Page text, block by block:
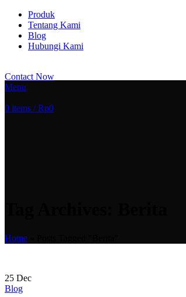
Produk
Tentang Kami
Blog
Hubungi Kami
Contact Now
Menu
0 items / Rp0
Home
25 Dec
Blog